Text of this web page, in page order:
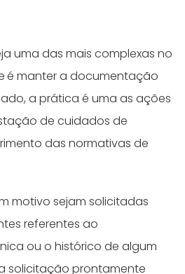
uma das mais complexas no
é manter a documentação
a prática é uma as ações
de cuidados de
das normativas de
motivo sejam solicitadas
referentes ao
ou o histórico de algum
solicitação prontamente